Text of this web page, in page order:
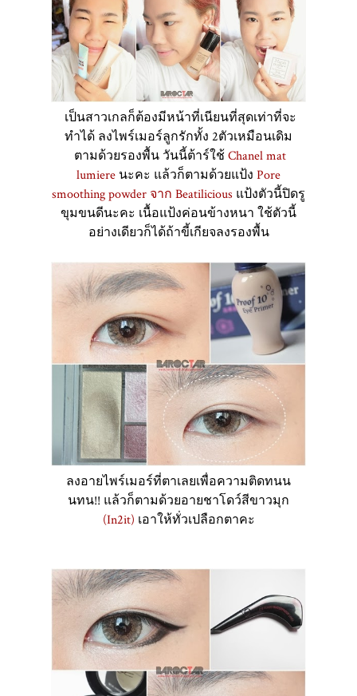
เป็นสาวเกลก็ต้องมีหน้าที่เนียนที่สุดเท่าที่จะ
ทำได้ ลงไพร์เมอร์ลูกรักทั้ง 2ตัวเหมือนเดิม
ตามด้วยรองพื้น วันนี้ต้าร์ใช้ Chanel mat
lumiere นะคะ แล้วก็ตามด้วยแป้ง Pore
smoothing powder จาก Beatilicious แป้งตัวนี้ปิดรู
ขุมขนดีนะคะ เนื้อแป้งค่อนข้างหนา ใช้ตัวนี้
อย่างเดียวก็ได้ถ้าขี้เกียจลงรองพื้น
ลงอายไพร์เมอร์ที่ตาเลยเพื่อความติดทนน
นทน!! แล้วก็ตามด้วยอายชาโดว์สีขาวมุก
(In2it) เอาให้ทั่วเปลือกตาคะ